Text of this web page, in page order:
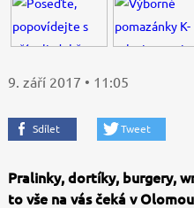
9. září 2017 • 11:05
Sdílet Tweet
Pralinky, dortíky, burgery,
to vše na vás čeká v